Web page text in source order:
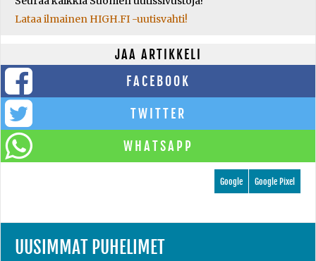
Lataa ilmainen HIGH.FI -uutisvahti!
JAA ARTIKKELI
FACEBOOK
TWITTER
WHATSAPP
Google Pixel
Google
UUSIMMAT PUHELIMET